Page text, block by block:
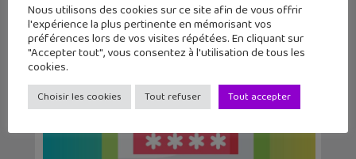
Nous utilisons des cookies sur ce site afin de vous offrir
l'expérience la plus pertinente en mémorisant vos
préférences lors de vos visites répétées. En cliquant sur
"Accepter tout", vous consentez à l'utilisation de tous les
cookies.
Choisir les cookies Tout refuser Tout accepter